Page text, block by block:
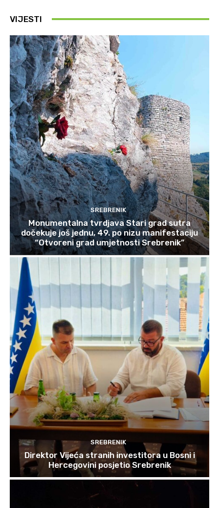
VIJESTI
SREBRENIK
Monumentalna tvrdjava Stari grad sutra
dočekuje još jednu, 49. po nizu manifestaciju
“Otvoreni grad umjetnosti Srebrenik”
SREBRENIK
Direktor Vijeća stranih investitora u Bosni i
Hercegovini posjetio Srebrenik